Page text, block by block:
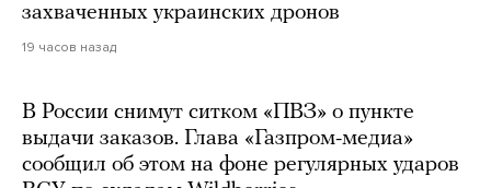
захваченных украинских дронов
19 часов назад
В России снимут ситком «ПВЗ» о пункте
выдачи заказов. Глава «Газпром-медиа»
сообщил об этом на фоне регулярных ударов